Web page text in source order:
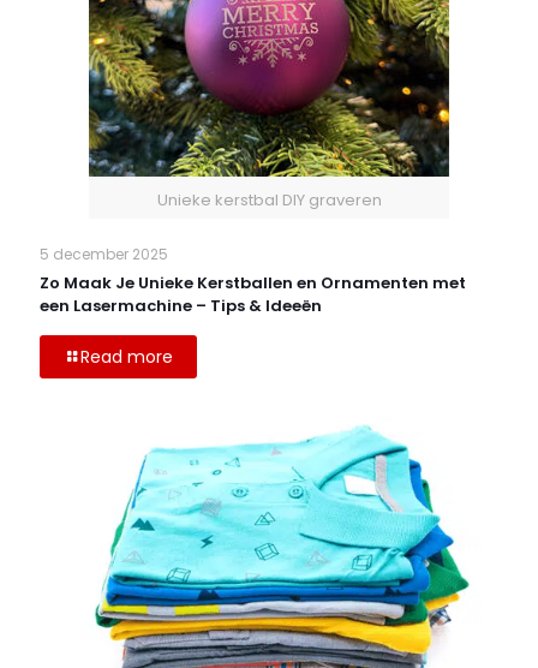
Unieke kerstbal DIY graveren
5 december 2025
Zo Maak Je Unieke Kerstballen en Ornamenten met
een Lasermachine – Tips & Ideeën
Read more